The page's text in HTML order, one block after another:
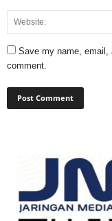
Save my name, email,
comment.